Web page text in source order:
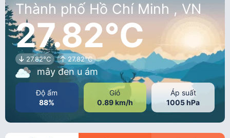
Thành phố Hồ Chí Minh , VN
27.82°C
27.82°C 27.82°C
mây đen u ám
Độ ẩm
88%
Gió
0.89 km/h
Áp suất
1005 hPa